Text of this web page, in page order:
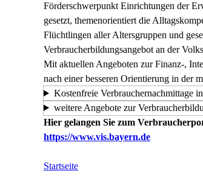
Förderschwerpunkt Einrichtungen der
gesetzt, themenorientiert die
Flüchtlingen aller Altersgruppen und
Verbraucherbildungsangebot an der
Mit aktuellen Angeboten zur Finanz-,
nach einer besseren Orientierung in der
Kostenfreie Verbrauchernachmittage
weitere Angebote zur
Hier gelangen Sie zum
https://www.vis.bayern.de
Startseite